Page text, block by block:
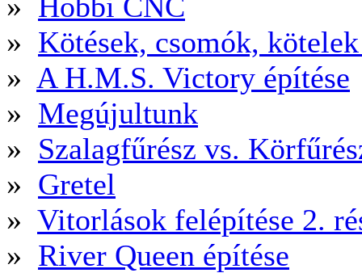
» Kötések, csomók,
» A H.M.S. Victory építése
» Megújultunk
» Szalagfűrész vs.
» Gretel
» Vitorlások felépítése 2.
» River Queen építése